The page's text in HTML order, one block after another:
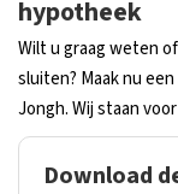
hypotheek
Wilt u graag weten
sluiten? Maak nu
Jongh. Wij staan
Download